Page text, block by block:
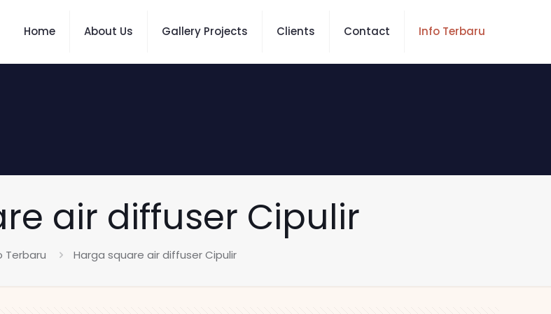
Home About Us Gallery Projects Clients Contact Info Terbaru
air diffuser Cipulir
Terbaru Harga square air diffuser Cipulir